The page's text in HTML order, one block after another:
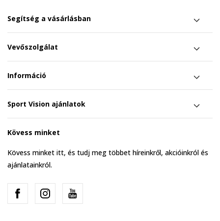
Segítség a vásárlásban
Vevőszolgálat
Információ
Sport Vision ajánlatok
Kövess minket
Kövess minket itt, és tudj meg többet híreinkről, akcióinkról és
ajánlatainkról.